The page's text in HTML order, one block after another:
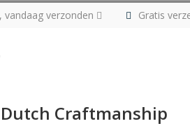
verzonden Gratis
Craftmanship